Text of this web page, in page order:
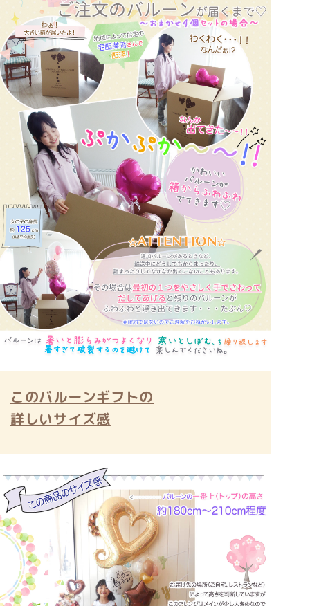
このバルーンギフトの
詳しいサイズ感